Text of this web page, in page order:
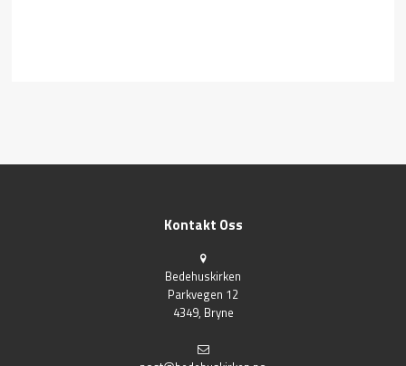
Kontakt Oss
Bedehuskirken
Parkvegen 12
4349, Bryne